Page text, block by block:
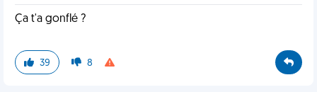
Ça t'a gonflé ?
39 8